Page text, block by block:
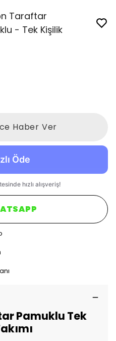
Taraftar
- Tek Kişilik
Haber Ver
Pamuklu Tek